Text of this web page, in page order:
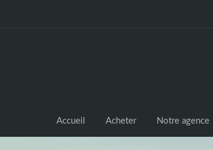
Accueil Acheter Notre agence